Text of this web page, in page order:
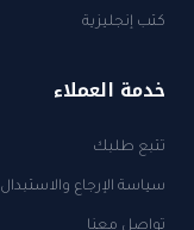
كتب إنجليزية
خدمة العملاء
تتبع طلبك
سياسة الإرجاع والاستبدال
تواصل معنا